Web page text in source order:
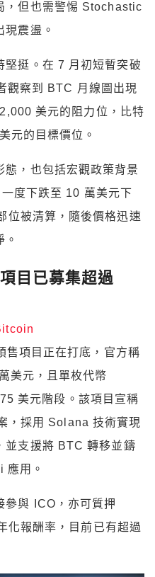
，但也需警惕 Stochastic
震盪。
堅挺。在 7 月初短暫突破
觀察到 BTC 月線圖出現
美元的阻力位，比特
美元的目標價位。
態，也包括宏觀政策背景
一度下跌至 10 萬美元下
位被清算，隨後價格迅速
目已募集超過
售項目正在打底，官方稱
萬美元，且單枚代幣
美元階段。該項目宣稱
，採用 Solana 技術實現
並支援將 BTC轉移並鑄
應用。
參與 ICO ，亦可質押
化報酬率，目前已有超過